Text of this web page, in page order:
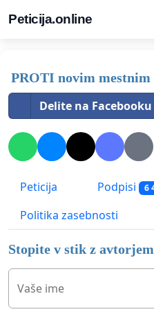
Peticija.online
PROTI novim
Delite na Facebooku
Peticija Podpisi 6
Politika zasebnosti
Stopite v stik z
Vaše ime